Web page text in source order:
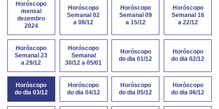
Horóscopo
mensal
dezembro
2024
Horóscopo
Semanal 02
a 08/12
Horóscopo
Semanal 09
a 15/12
Horóscopo
Semanal 16
a 22/12
Horóscopo
Semanal 23
a 29/12
Horóscopo
Semanal
30/12 a 05/01
Horóscopo
do dia 01/12
Horóscopo
do dia 02/12
Horóscopo
do dia 03/12
Horóscopo
do dia 04/12
Horóscopo
do dia 05/12
Horóscopo
do dia 06/12